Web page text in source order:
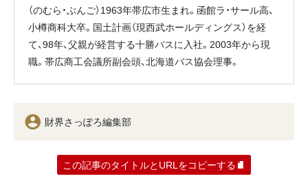
（のむら・ぶんご）1963年帯広市生まれ。函館ラ・サール高、
小樽商科大卒。国土計画（現西武ホールディングス）を経
て、98年、父親が経営する十勝バスに入社。2003年から現
職。帯広商工会議所副会頭、北海道バス協会理事。
財界さっぽろ編集部
この記事のタイトルとURLをコピーする